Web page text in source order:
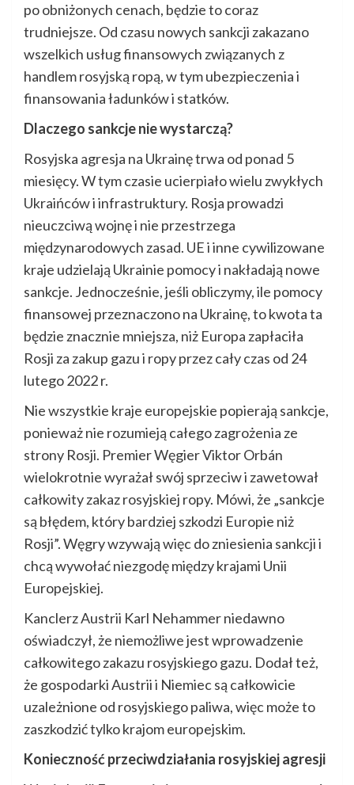
po obniżonych cenach, będzie to coraz
trudniejsze. Od czasu nowych sankcji zakazano
wszelkich usług finansowych związanych z
handlem rosyjską ropą, w tym ubezpieczenia i
finansowania ładunków i statków.
Dlaczego sankcje nie wystarczą?
Rosyjska agresja na Ukrainę trwa od ponad 5
miesięcy. W tym czasie ucierpiało wielu zwykłych
Ukraińców i infrastruktury. Rosja prowadzi
nieuczciwą wojnę i nie przestrzega
międzynarodowych zasad. UE i inne cywilizowane
kraje udzielają Ukrainie pomocy i nakładają nowe
sankcje. Jednocześnie, jeśli obliczymy, ile pomocy
finansowej przeznaczono na Ukrainę, to kwota ta
będzie znacznie mniejsza, niż Europa zapłaciła
Rosji za zakup gazu i ropy przez cały czas od 24
lutego 2022 r.
Nie wszystkie kraje europejskie popierają sankcje,
ponieważ nie rozumieją całego zagrożenia ze
strony Rosji. Premier Węgier Viktor Orbán
wielokrotnie wyrażał swój sprzeciw i zawetował
całkowity zakaz rosyjskiej ropy. Mówi, że „sankcje
są błędem, który bardziej szkodzi Europie niż
Rosji”. Węgry wzywają więc do zniesienia sankcji i
chcą wywołać niezgodę między krajami Unii
Europejskiej.
Kanclerz Austrii Karl Nehammer niedawno
oświadczył, że niemożliwe jest wprowadzenie
całkowitego zakazu rosyjskiego gazu. Dodał też,
że gospodarki Austrii i Niemiec są całkowicie
uzależnione od rosyjskiego paliwa, więc może to
zaszkodzić tylko krajom europejskim.
Konieczność przeciwdziałania rosyjskiej agresji